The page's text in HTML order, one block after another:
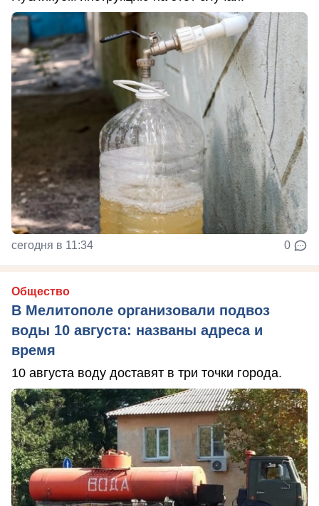
сегодня в 11:34 0
Общество
В Мелитополе организовали подвоз
воды 10 августа: названы адреса и
время
10 августа воду доставят в три точки города.